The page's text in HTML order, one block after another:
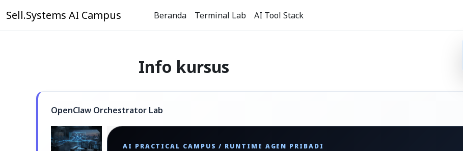
Sell.Systems AI Campus Beranda Terminal Lab AI Tool Stack
Info kursus
OpenClaw Orchestrator Lab
AI PRACTICAL CAMPUS / RUNTIME AGEN PRIBADI